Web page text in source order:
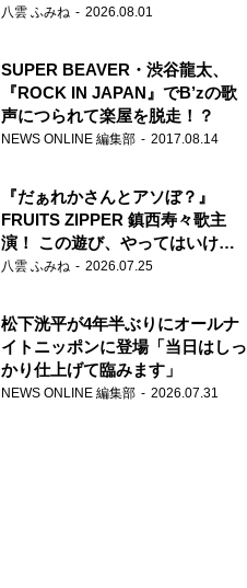
声を響かせる
八雲 ふみね 2026.08.01
SUPER BEAVER・渋谷龍太、
『ROCK IN JAPAN』でB’zの歌
声につられて楽屋を脱走！？
NEWS ONLINE 編集部 2017.08.14
『だぁれかさんとアソぼ？』
FRUITS ZIPPER 鎮西寿々歌主
演！ この遊び、やってはいけま
せん。
八雲 ふみね 2026.07.25
松下洸平が4年半ぶりにオールナ
イトニッポンに登場「当日はしっ
かり仕上げて臨みます」
NEWS ONLINE 編集部 2026.07.31